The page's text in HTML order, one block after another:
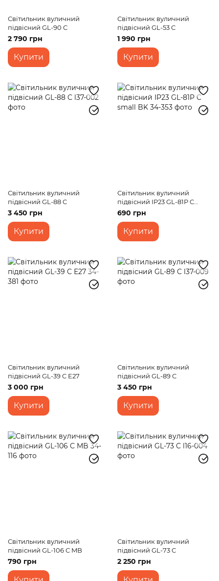
Світильник вуличний
підвісний GL-90 C
2 790 грн
Купити
Світильник вуличний
підвісний GL-53 C
1 990 грн
Купити
Світильник вуличний
підвісний GL-88 C
3 450 грн
Купити
Світильник вуличний
підвісний IP23 GL-81P C
small BK
690 грн
Купити
Світильник вуличний
підвісний GL-39 C E27
3 000 грн
Купити
Світильник вуличний
підвісний GL-89 C
3 450 грн
Купити
Світильник вуличний
підвісний GL-106 C MB
790 грн
Світильник вуличний
підвісний GL-73 C
2 250 грн